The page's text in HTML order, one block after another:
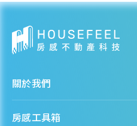
關於我們
人才招募
房感工具箱